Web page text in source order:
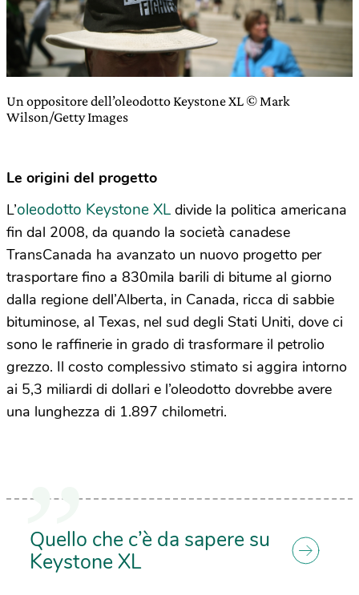
Un oppositore dell’oleodotto Keystone XL © Mark
Wilson/Getty Images
Le origini del progetto
L’oleodotto Keystone XL divide la politica americana
fin dal 2008, da quando la società canadese
TransCanada ha avanzato un nuovo progetto per
trasportare fino a 830mila barili di bitume al giorno
dalla regione dell’Alberta, in Canada, ricca di sabbie
bituminose, al Texas, nel sud degli Stati Uniti, dove ci
sono le raffinerie in grado di trasformare il petrolio
grezzo. Il costo complessivo stimato si aggira intorno
ai 5,3 miliardi di dollari e l’oleodotto dovrebbe avere
una lunghezza di 1.897 chilometri.
Quello che c’è da sapere su
Keystone XL